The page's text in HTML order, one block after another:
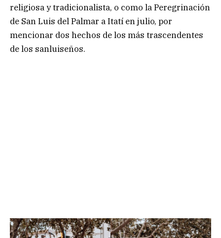
religiosa y tradicionalista, o como la Peregrinación
de San Luis del Palmar a Itatí en julio, por
mencionar dos hechos de los más trascendentes
de los sanluiseños.